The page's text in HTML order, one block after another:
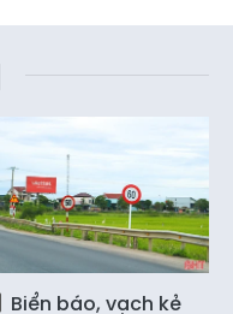
Biển báo, vạch kẻ